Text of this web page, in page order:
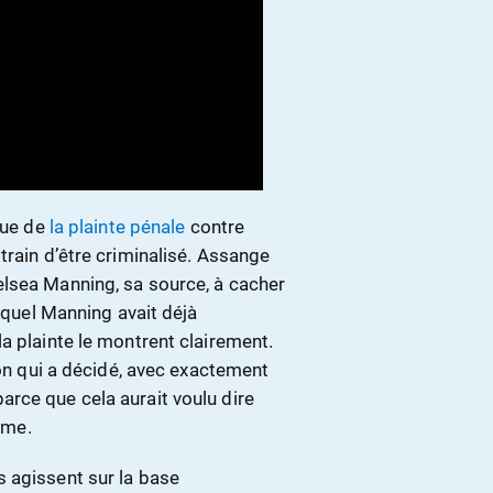
de la plainte pénale contre
d’être criminalisé. Assange
Manning, sa source, à cacher
Manning avait déjà
plainte le montrent clairement.
qui a décidé, avec exactement
que cela aurait voulu dire
agissent sur la base